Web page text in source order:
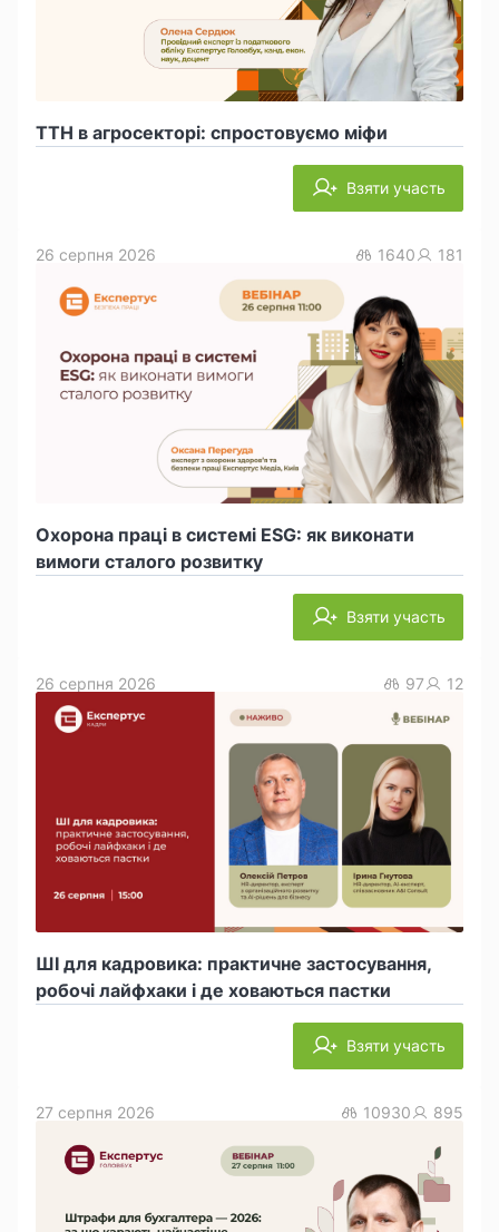
ТТН в агросекторі: спростовуємо міфи
Взяти участь
Охорона праці в системі ESG: як виконати
вимоги сталого розвитку
26 серпня 2026 1640 181
Взяти участь
ШІ для кадровика: практичне застосування,
робочі лайфхаки і де ховаються пастки
26 серпня 2026 97 12
Взяти участь
27 серпня 2026 10930 895